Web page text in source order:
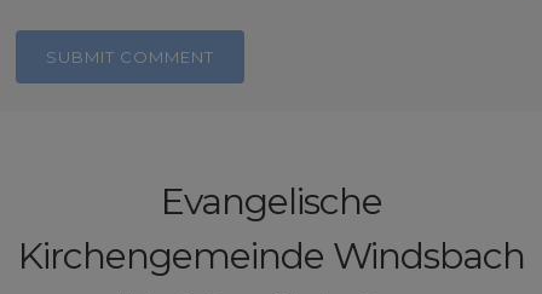
Evangelische
Kirchengemeinde Windsbach